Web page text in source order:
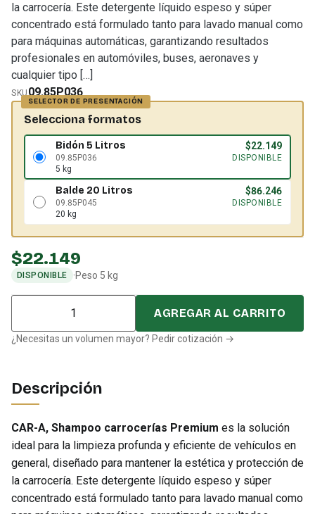
la carrocería. Este detergente líquido espeso y súper
concentrado está formulado tanto para lavado manual como
para máquinas automáticas, garantizando resultados
profesionales en automóviles, buses, aeronaves y
cualquier tipo […]
SKU09.85P036
Selecciona formatos
Bidón 5 Litros
09.85P036
5 kg
$22.149
DISPONIBLE
Balde 20 Litros
09.85P045
20 kg
$86.246
DISPONIBLE
$22.149
DISPONIBLE ·Peso 5 kg
Cantidad
AGREGAR AL CARRITO
¿Necesitas un volumen mayor? Pedir cotización →
Descripción
CAR-A, Shampoo carrocerías Premium es la solución
ideal para la limpieza profunda y eficiente de vehículos en
general, diseñado para mantener la estética y protección de
la carrocería. Este detergente líquido espeso y súper
concentrado está formulado tanto para lavado manual como